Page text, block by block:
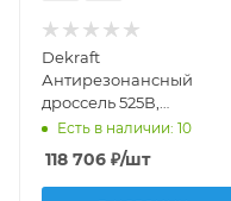
Dekraft
Антирезонансный
дроссель 525В,
расстройка 14%, 50 (7)
кВАр, алюминий ДР-102
50562DEK
Есть в наличии: 10
118 706 ₽/шт